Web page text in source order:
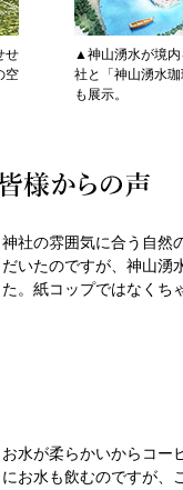
せ
空
▲神山湧水が境内
社と「神山湧水
も展示。
神社の雰囲気に合う自然
だいたのですが、神山湧
た。紙コップではなくち
お水が柔らかいからコー
にお水も飲むのですが、